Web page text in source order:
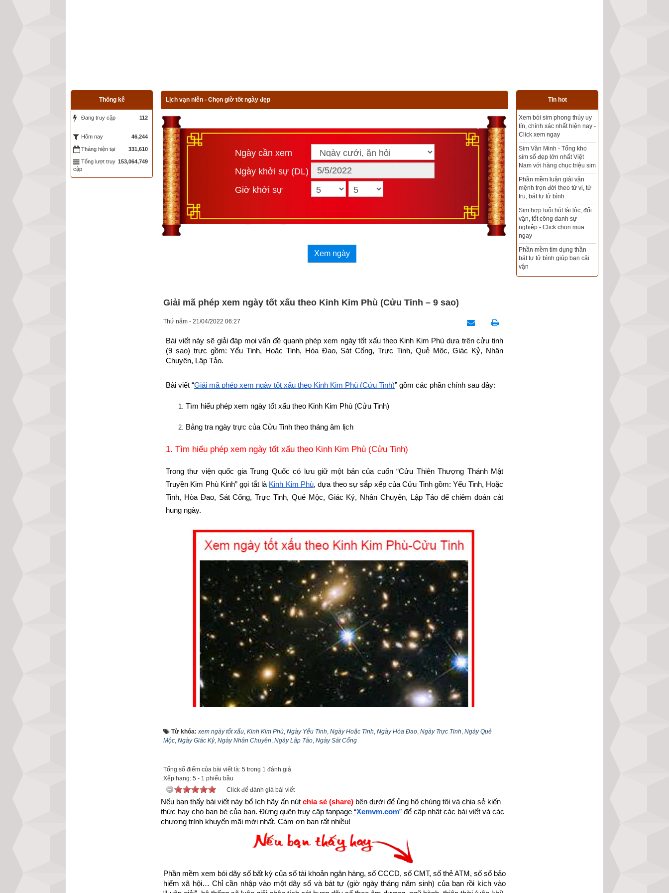
Lịch vạn niên - Chọn giờ tốt ngày đẹp
Ngày cần xem
Ngày khởi sự (DL)
Giờ khởi sự
Xem ngày
Giải mã phép xem ngày tốt xấu theo Kinh Kim Phù (Cửu Tinh – 9 sao)
Thứ năm - 21/04/2022 06:27
Bài viết này sẽ giải đáp mọi vấn đề quanh phép xem ngày tốt xấu theo Kinh Kim Phù dựa trên cửu tinh
(9 sao) trực gồm: Yểu Tinh, Hoặc Tinh, Hòa Đao, Sát Cống, Trực Tinh, Quẻ Mộc, Giác Kỷ, Nhân
Chuyên, Lập Tảo.
Bài viết “Giải mã phép xem ngày tốt xấu theo Kinh Kim Phù (Cửu Tinh)” gồm các phần chính sau đây:
Tìm hiểu phép xem ngày tốt xấu theo Kinh Kim Phù (Cửu Tinh)
Bảng tra ngày trực của Cửu Tinh theo tháng âm lịch
1. Tìm hiểu phép xem ngày tốt xấu theo Kinh Kim Phù (Cửu Tinh)
Trong thư viện quốc gia Trung Quốc có lưu giữ một bản của cuốn “Cửu Thiên Thượng Thánh Mật
Truyền Kim Phù Kinh” gọi tắt là Kinh Kim Phù, dựa theo sự sắp xếp của Cửu Tinh gồm: Yểu Tinh, Hoặc
Tinh, Hòa Đao, Sát Cống, Trực Tinh, Quẻ Mộc, Giác Kỷ, Nhân Chuyên, Lập Tảo để chiêm đoán cát
hung ngày.
Xem ngày tốt xấu theo Kinh Kim Phù Cửu Tinh
nhập trạch phạm vào ngày này thì nội trong vòng một năm người trong gia đình sẽ gặp nạn rất nặng có
thể dẫn đến chết người, kiện tụng, mất trộm, điền trạch suy bại.
Ngày Hoặc Tinh: Nếu nhậm chức, cưới gả, chuyển nhà, khai trương mở cửa hàng, khởi tạo, an táng,
nhập trạch phạm vào ngày này thì nội trong vòng một năm mọi sự đều suy bại, vật nuôi ốm bệnh, bị
: Nếu nhậm chức, cưới gả, chuyển nhà, khai trương mở cửa hàng, khởi công, động thổ,
nhập trạch phạm vào ngày này thì nội trong vòng một năm gia chủ sẽ bị bệnh tật hoặc có tang cha mẹ,
hoặc xảy ra chuyện chết người.
Từ khóa:xem ngày tốt xấu, Kinh Kim Phù, Ngày Yểu Tinh, Ngày Hoặc Tinh, Ngày Hòa Đao, Ngày Trực Tinh, Ngày Quẻ
Mộc, Ngày Giác Kỷ, Ngày Nhân Chuyên, Ngày Lập Tảo, Ngày Sát Cống
Tổng số điểm của bài viết là: 5 trong 1 đánh giá
Xếp hạng: 5 - 1 phiếu bầu
Click để đánh giá bài viết
Nếu bạn thấy bài viết này bổ ích hãy ấn nút chia sẻ (share) bên dưới để ủng hộ chúng tôi và chia sẻ kiến
thức hay cho bạn bè của bạn. Đừng quên truy cập fanpage “Xemvm.com” để cập nhật các bài viết và các
chương trình khuyến mãi mới nhất. Cám ơn bạn rất nhiều!
Phần mềm xem bói dãy số bất kỳ của số tài khoản ngân hàng, số CCCD, số CMT, số thẻ ATM, số sổ bảo
hiểm xã hội… Chỉ cần nhập vào một dãy số và bát tự (giờ ngày tháng năm sinh) của bạn rồi kích vào
Tin hot
Tổng kho sim phong thủy -
Sim hợp tuổi - Sim hợp
Xem bói sim phong thủy
theo khoa học tử vi, tứ trụ
chính xác nhất
Mua sim Thần tài, Thần tài
theo bạn! Giao sim miễn phí
Xem ngày đẹp - chọn ngày
tốt khởi sự theo kinh dịch
chính xác nhất
Tổng Kho Sim Năm sinh 0x -
9x - 8x -7x -6x giá rẻ nhất thị
trường - Click xem ngay
Thống kê
Đang truy cập 112
Hôm nay 46,244
Tháng hiện tại 331,610
Tổng lượt truy
cập
153,064,749